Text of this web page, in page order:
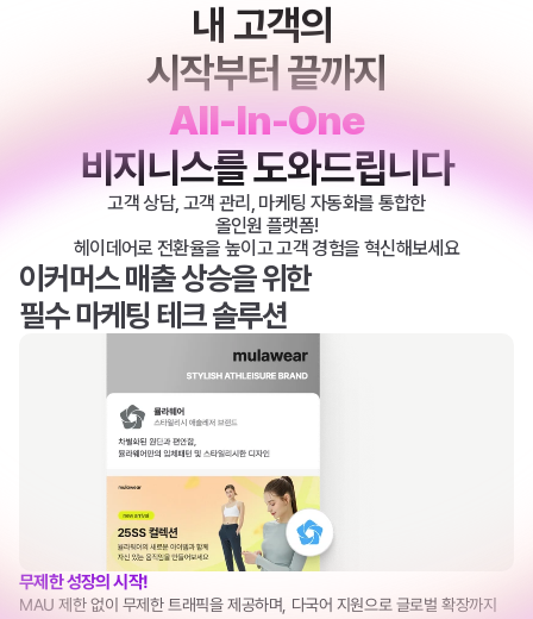
내 고객의
시작부터 끝까지
All-In-One
비지니스를 도와드립니다
고객 상담, 고객 관리, 마케팅 자동화를 통합한
올인원 플랫폼!
헤이데어로 전환율을 높이고 고객 경험을 혁신해보세요
이커머스 매출 상승을 위한
필수 마케팅 테크 솔루션
무제한 성장의 시작!
MAU 제한 없이 무제한 트래픽을 제공하며, 다국어 지원으로 글로벌 확장까지